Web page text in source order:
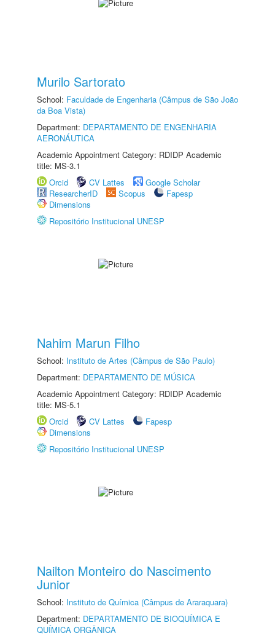
Murilo Sartorato
School: Faculdade de Engenharia (Câmpus de São João
da Boa Vista)
Department: DEPARTAMENTO DE ENGENHARIA
AERONÁUTICA
Academic Appointment Category: RDIDP Academic
title: MS-3.1
Orcid
CV Lattes
Google Scholar
ResearcherID
Scopus
Fapesp
Dimensions
Repositório Institucional UNESP
Nahim Marun Filho
School: Instituto de Artes (Câmpus de São Paulo)
Department: DEPARTAMENTO DE MÚSICA
Academic Appointment Category: RDIDP Academic
title: MS-5.1
Orcid
CV Lattes
Fapesp
Dimensions
Repositório Institucional UNESP
Nailton Monteiro do Nascimento
Junior
School: Instituto de Química (Câmpus de Araraquara)
Department: DEPARTAMENTO DE BIOQUÍMICA E
QUÍMICA ORGÂNICA